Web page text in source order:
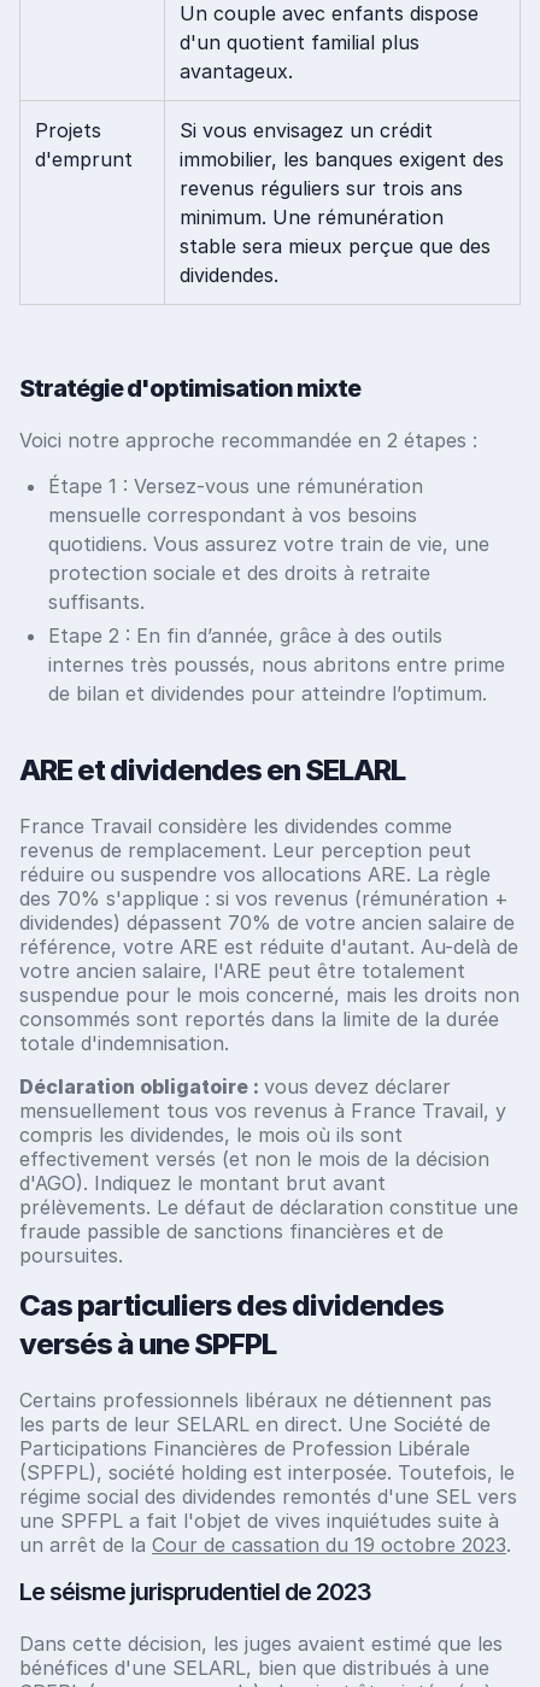
Un couple avec enfants dispose
d'un quotient familial plus
avantageux.
Projets
d'emprunt
Si vous envisagez un crédit
immobilier, les banques exigent des
revenus réguliers sur trois ans
minimum. Une rémunération
stable sera mieux perçue que des
dividendes.
Stratégie d'optimisation mixte
Voici notre approche recommandée en 2 étapes :
Étape 1 : Versez-vous une rémunération
mensuelle correspondant à vos besoins
quotidiens. Vous assurez votre train de vie, une
protection sociale et des droits à retraite
suffisants.
Etape 2 : En fin d’année, grâce à des outils
internes très poussés, nous abritons entre prime
de bilan et dividendes pour atteindre l’optimum.
ARE et dividendes en SELARL
France Travail considère les dividendes comme
revenus de remplacement. Leur perception peut
réduire ou suspendre vos allocations ARE. La règle
des 70% s'applique : si vos revenus (rémunération +
dividendes) dépassent 70% de votre ancien salaire de
référence, votre ARE est réduite d'autant. Au-delà de
votre ancien salaire, l'ARE peut être totalement
suspendue pour le mois concerné, mais les droits non
consommés sont reportés dans la limite de la durée
totale d'indemnisation.
Déclaration obligatoire : vous devez déclarer
mensuellement tous vos revenus à France Travail, y
compris les dividendes, le mois où ils sont
effectivement versés (et non le mois de la décision
d'AGO). Indiquez le montant brut avant
prélèvements. Le défaut de déclaration constitue une
fraude passible de sanctions financières et de
poursuites.
Cas particuliers des dividendes
versés à une SPFPL
Certains professionnels libéraux ne détiennent pas
les parts de leur SELARL en direct. Une Société de
Participations Financières de Profession Libérale
(SPFPL), société holding est interposée. Toutefois, le
régime social des dividendes remontés d'une SEL vers
une SPFPL a fait l'objet de vives inquiétudes suite à
un arrêt de la Cour de cassation du 19 octobre 2023.
Le séisme jurisprudentiel de 2023
Dans cette décision, les juges avaient estimé que les
bénéfices d'une SELARL, bien que distribués à une